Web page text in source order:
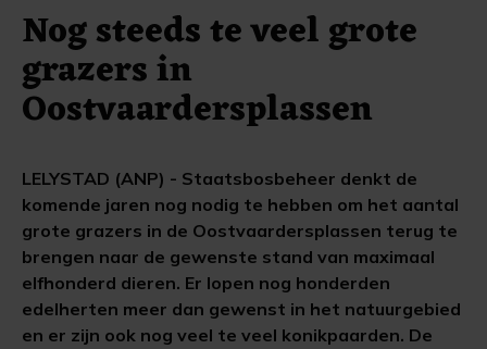
Nog steeds te veel grote
grazers in
Oostvaardersplassen
LELYSTAD (ANP) - Staatsbosbeheer denkt de
komende jaren nog nodig te hebben om het aantal
grote grazers in de Oostvaardersplassen terug te
brengen naar de gewenste stand van maximaal
elfhonderd dieren. Er lopen nog honderden
edelherten meer dan gewenst in het natuurgebied
en er zijn ook nog veel te veel konikpaarden. De